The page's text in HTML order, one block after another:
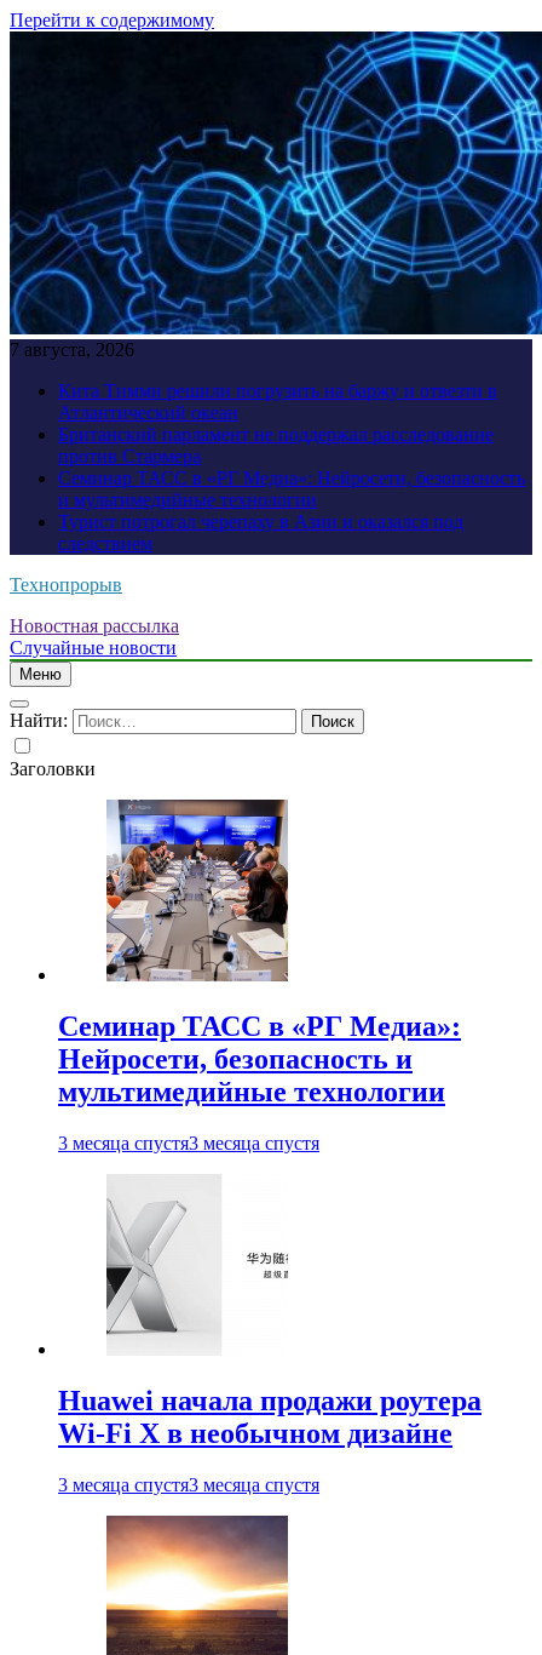
Перейти к содержимому
7 августа, 2026
Кита Тимми решили погрузить на баржу и отвезти в
Атлантический океан
Британский парламент не поддержал расследование
против Стармера
Семинар ТАСС в «РГ Медиа»: Нейросети, безопасность
и мультимедийные технологии
Турист потрогал черепаху в Азии и оказался под
следствием
Технопрорыв
Новостная рассылка
Случайные новости
Меню
Найти:
Заголовки
Семинар ТАСС в «РГ Медиа»:
Нейросети, безопасность и
мультимедийные технологии
3 месяца спустя3 месяца спустя
Huawei начала продажи роутера
Wi-Fi X в необычном дизайне
3 месяца спустя3 месяца спустя